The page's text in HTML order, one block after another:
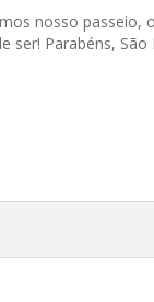
nosso passeio,
ser! Parabéns, São